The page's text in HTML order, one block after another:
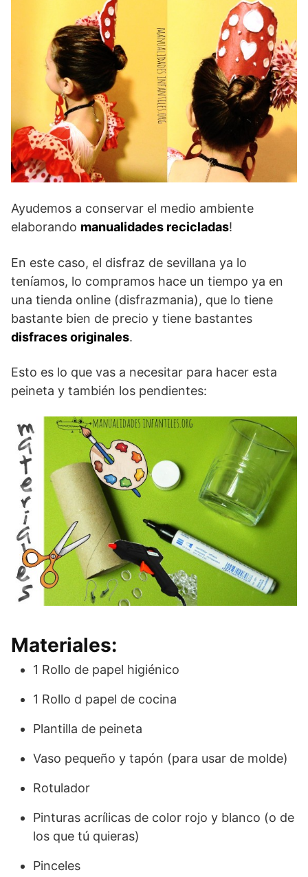
Ayudemos a conservar el medio ambiente
elaborando manualidades recicladas!
En este caso, el disfraz de sevillana ya lo
teníamos, lo compramos hace un tiempo ya en
una tienda online (disfrazmania), que lo tiene
bastante bien de precio y tiene bastantes
disfraces originales.
Esto es lo que vas a necesitar para hacer esta
peineta y también los pendientes:
Materiales:
1 Rollo de papel higiénico
1 Rollo d papel de cocina
Plantilla de peineta
Vaso pequeño y tapón (para usar de molde)
Rotulador
Pinturas acrílicas de color rojo y blanco (o de
los que tú quieras)
Pinceles